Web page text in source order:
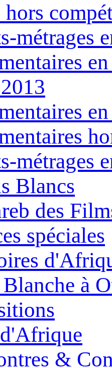
métrages
métrages
Blancs
des
spéciales
à
&